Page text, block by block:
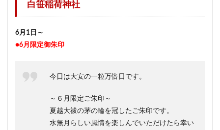
白笹稲荷神社
6月1日～
●6月限定御朱印
今日は大安の一粒万倍日です。
～６月限定ご朱印～
夏越大祓の茅の輪を冠したご朱印です。
水無月らしい風情を楽しんでいただけたら幸い